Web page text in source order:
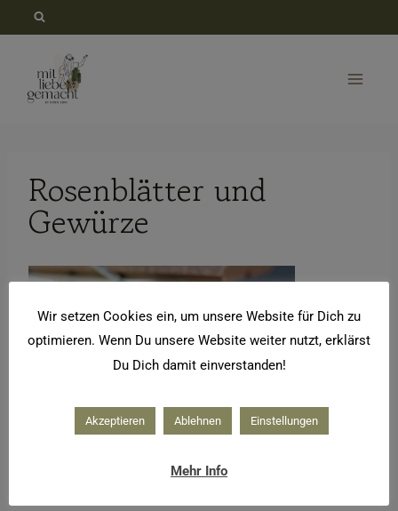
springen
Rosenblätter und
Gewürze
Wir setzen Cookies ein, um unsere Website für Dich zu
optimieren. Wenn Du unsere Website weiter nutzt, erklärst
Du Dich damit einverstanden!
Akzeptieren Ablehnen Einstellungen
Mehr Info